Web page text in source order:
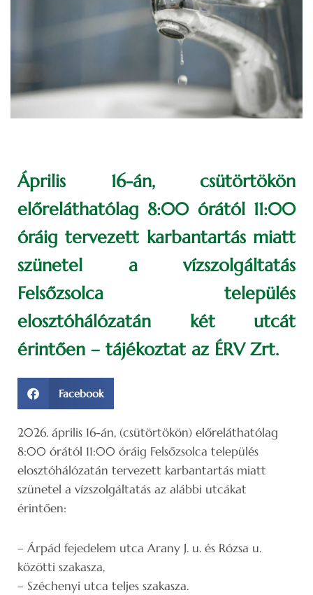
Április 16-án, csütörtökön
előreláthatólag 8:00 órától 11:00
óráig tervezett karbantartás miatt
szünetel a vízszolgáltatás
Felsőzsolca település
elosztóhálózatán két utcát
érintően – tájékoztat az ÉRV Zrt.
Facebook
2026. április 16-án, (csütörtökön) előreláthatólag
8:00 órától 11:00 óráig Felsőzsolca település
elosztóhálózatán tervezett karbantartás miatt
szünetel a vízszolgáltatás az alábbi utcákat
érintően:
– Árpád fejedelem utca Arany J. u. és Rózsa u.
közötti szakasza,
– Széchenyi utca teljes szakasza.